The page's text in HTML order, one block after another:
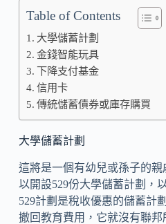
Table of Contents
大學儲蓄計劃
金錢智能玩具
下降支付基金
信用卡
傳統儲蓄債券或庫存購買
大學儲蓄計劃
這將是一個有幼兒或孫子的
以開設529份大學儲蓄計劃，
529計劃是稅收優惠的儲蓄計
撤回教育費用，它就沒有聯